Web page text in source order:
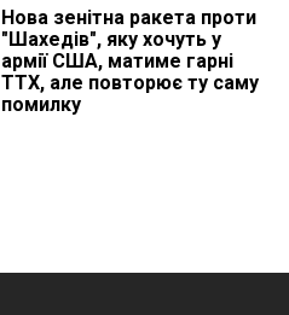
Нова зенітна ракета проти
"Шахедів", яку хочуть у
армії США, матиме гарні
ТТХ, але повторює ту саму
помилку